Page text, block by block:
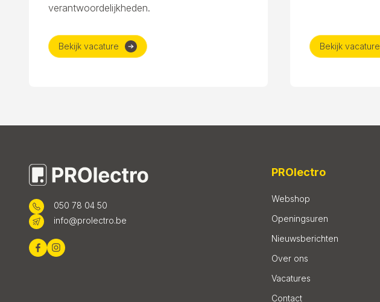
verantwoordelijkheden.
Bekijk vacature Bekijk vacature
050 78 04 50
info@prolectro.be
PROlectro
Webshop
Openingsuren
Nieuwsberichten
Over ons
Vacatures
Contact